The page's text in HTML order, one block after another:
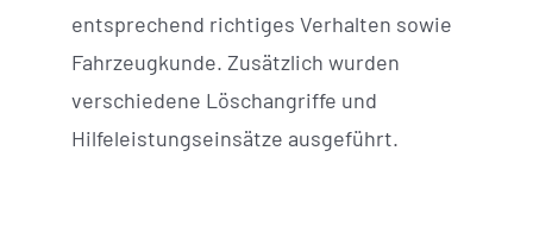
entsprechend richtiges Verhalten sowie
Fahrzeugkunde. Zusätzlich wurden
verschiedene Löschangriffe und
Hilfeleistungseinsätze ausgeführt.